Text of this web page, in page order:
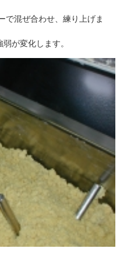
で混ぜ合わせ、練り上げま
が変化します。